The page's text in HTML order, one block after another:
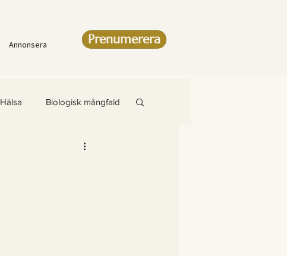
Annonsera Prenumerera
Hälsa Biologisk mångfald